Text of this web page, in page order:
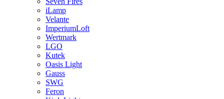
iLamp
Velante
ImperiumLoft
Wertmark
LGO
Kutek
Oasis Light
Gauss
SWG
Feron